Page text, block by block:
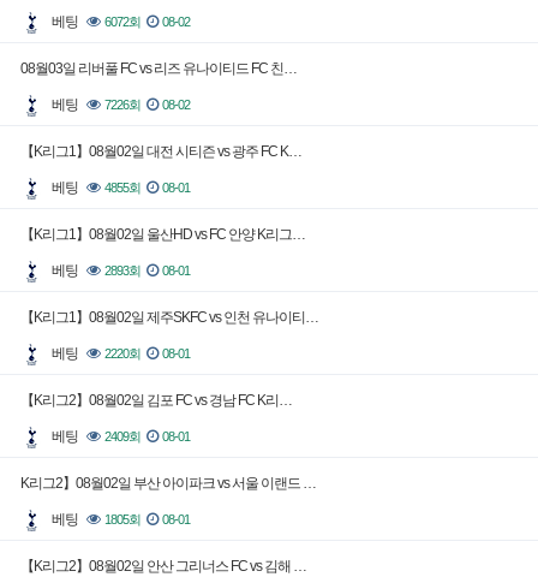
베팅 6072회 08-02
08월03일 리버풀 FC vs 리즈 유나이티드 FC 친…
베팅 7226회 08-02
【K리그1】08월02일 대전 시티즌 vs 광주 FC K…
베팅 4855회 08-01
【K리그1】08월02일 울산HD vs FC 안양 K리그…
베팅 2893회 08-01
【K리그1】08월02일 제주SKFC vs 인천 유나이티…
베팅 2220회 08-01
【K리그2】08월02일 김포 FC vs 경남 FC K리…
베팅 2409회 08-01
K리그2】08월02일 부산 아이파크 vs 서울 이랜드 …
베팅 1805회 08-01
【K리그2】08월02일 안산 그리너스 FC vs 김해 …